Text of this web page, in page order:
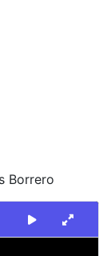
Borrero